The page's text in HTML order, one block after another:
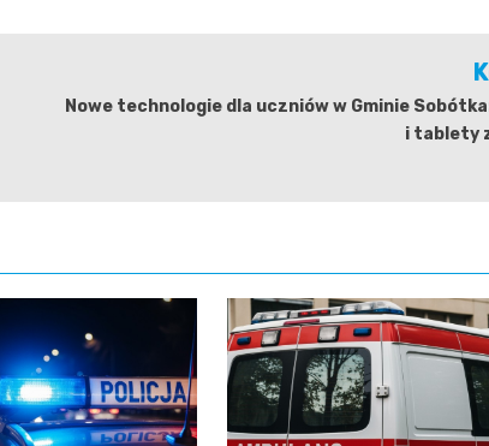
Nowe technologie dla uczniów w Gminie
i tablety